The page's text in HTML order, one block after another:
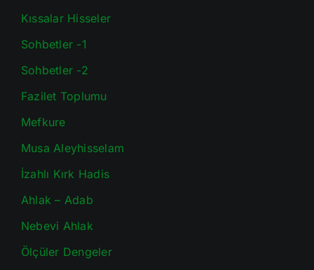
Kıssalar Hisseler
Sohbetler -1
Sohbetler -2
Fazilet Toplumu
Mefkure
Musa Aleyhisselam
İzahlı Kırk Hadis
Ahlak – Adab
Nebevi Ahlak
Ölçüler Dengeler